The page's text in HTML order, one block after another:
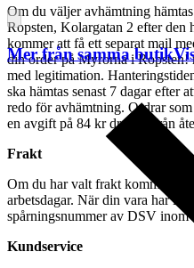
Om du väljer avhämtning
Ropsten, Kolargatan 2 efter den
kommer att få ett separat mail
din order på Myrorna i Ropsten!
med legitimation.
ska hämtas senast 7 dagar efter
redo för avhämtning. Ordrar
en avgift på 84 kr dras av från
Frakt
Om du har valt frakt kommer
arbetsdagar. När din vara har
spårningsnummer av DSV
Kundservice
Mer från samma butik